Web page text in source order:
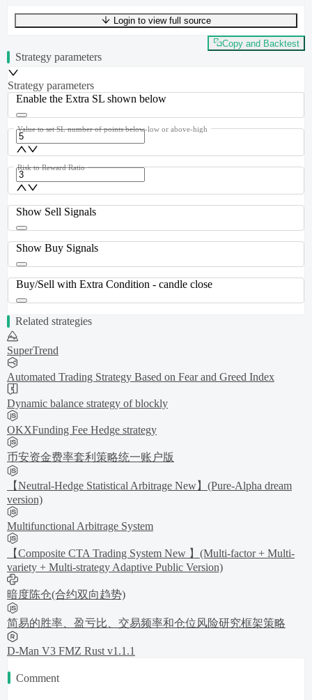
UTF-8300 bytes49 words0 linesLn 1,Col 0
Login to view full source
Copy and Backtest
Strategy parameters
Strategy parameters
Enable the Extra SL shown below
Value to set SL number of points below-low or above-high
Risk to Reward Ratio
Show Sell Signals
Show Buy Signals
Buy/Sell with Extra Condition - candle close
Related strategies
SuperTrend
Automated Trading Strategy Based on Fear and Greed Index
Dynamic balance strategy of blockly
OKXFunding Fee Hedge strategy
币安资金费率套利策略统一账户版
【Neutral-Hedge Statistical Arbitrage New】(Pure-Alpha dream
version)
Multifunctional Arbitrage System
【Composite CTA Trading System New 】(Multi-factor + Multi-
variety + Multi-strategy Adaptive Public Version)
暗度陈仓(合约双向趋势)
简易的胜率、盈亏比、交易频率和仓位风险研究框架策略
D-Man V3 FMZ Rust v1.1.1
Comment